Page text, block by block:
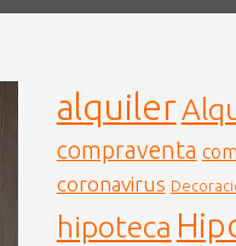
alquiler
compraventa
coronavirus
hipoteca